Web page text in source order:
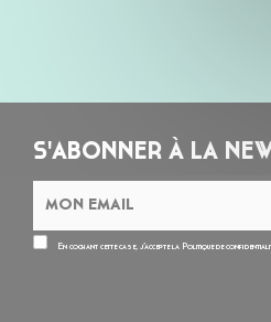
S'ABONNER À LA
En cochant cette case, j’accepte la Politique de